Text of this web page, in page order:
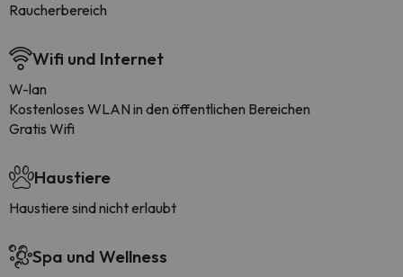
Raucherbereich
Wifi und Internet
W-lan
Kostenloses WLAN in den öffentlichen Bereichen
Gratis Wifi
Haustiere
Haustiere sind nicht erlaubt
Spa und Wellness